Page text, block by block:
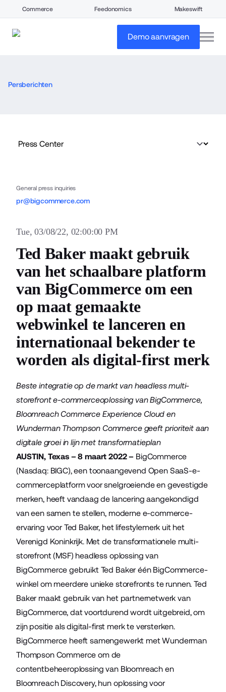
Commerce Feedonomics Makeswift
Demo aanvragen
Persberichten
General press inquiries
pr@bigcommerce.com
Tue, 03/08/22, 02:00:00 PM
Ted Baker maakt gebruik
van het schaalbare platform
van BigCommerce om een
op maat gemaakte
webwinkel te lanceren en
internationaal bekender te
worden als digital-first merk
Beste integratie op de markt van headless multi-
storefront e-commerceoplossing van BigCommerce,
Bloomreach Commerce Experience Cloud en
Wunderman Thompson Commerce geeft prioriteit aan
digitale groei in lijn met transformatieplan
AUSTIN, Texas – 8 maart 2022 – BigCommerce
(Nasdaq: BIGC), een toonaangevend Open SaaS-e-
commerceplatform voor snelgroeiende en gevestigde
merken, heeft vandaag de lancering aangekondigd
van een samen te stellen, moderne e-commerce-
ervaring voorTed Baker, het lifestylemerk uit het
Verenigd Koninkrijk. Met de transformationele multi-
storefront (MSF) headless oplossing van
BigCommerce gebruikt Ted Baker één BigCommerce-
winkel om meerdere unieke storefronts te runnen. Ted
Baker maakt gebruik van het partnernetwerk van
BigCommerce, dat voortdurend wordt uitgebreid, om
zijn positie als digital-first merk te versterken.
BigCommerce heeft samengewerkt metWunderman
Thompson Commerce om de
contentbeheeroplossing van Bloomreach en
Bloomreach Discovery, hun oplossing voor